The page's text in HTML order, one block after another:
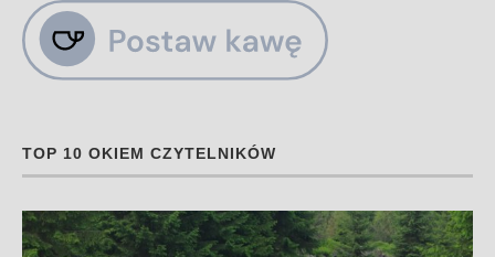
TOP 10 OKIEM CZYTELNIKÓW